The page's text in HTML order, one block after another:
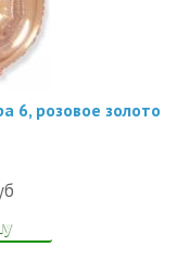
6, розовое золото